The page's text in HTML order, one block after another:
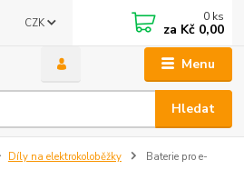
Menu
CZK
Hledat
0 ks
za Kč 0,00
Díly na elektrokoloběžky
Baterie pro e-